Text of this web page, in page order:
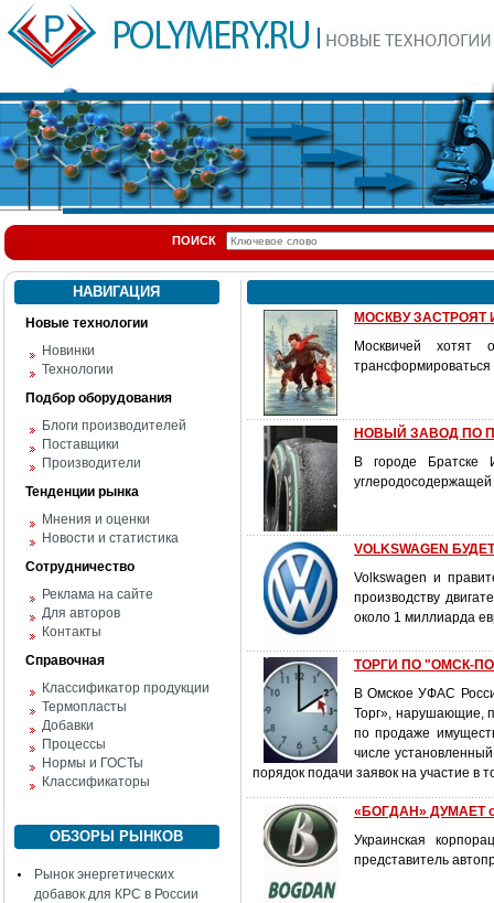
ПОИСК
НАВИГАЦИЯ
Новые технологии
Новинки
Технологии
Подбор оборудования
Блоги производителей
Поставщики
Производители
Тенденции рынка
Мнения и оценки
Новости и статистика
Сотрудничество
Реклама на сайте
Для авторов
Контакты
Справочная
Классификатор продукции
Термопласты
Добавки
Процессы
Нормы и ГОСТы
Классификаторы
ОБЗОРЫ РЫНКОВ
Рынок энергетических
добавок для КРС в России
МОСКВУ
Москвичей хотят
трансформироваться
НОВЫЙ ЗАВОД ПО
В городе Братске
VOLKSWAGEN
Volkswagen и
производству
около 1 миллиарда
ТОРГИ ПО "ОМСК-
В Омское УФАС
Торг», нарушающие,
по продаже
числе
порядок подачи заявок на участие в
«БОГДАН» ДУМАЕТ
Украинская
представитель